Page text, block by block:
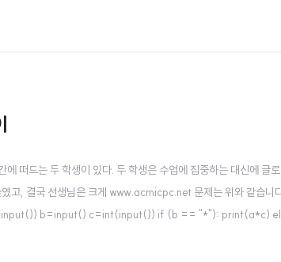
드는 두 학생이 있다. 두 학생은 수업에 집중하는 대신에 글로
고, 결국 선생님은 크게 www.acmicpc.net 문제는 위와 같습니
b=input() c=int(input()) if (b == "*"): print(a*c)